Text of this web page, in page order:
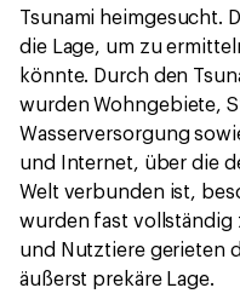
Tsunami heimgesucht.
die Lage, um zu
könnte. Durch den
wurden Wohngebiete,
Wasserversorgung
und Internet, über die
Welt verbunden ist,
wurden fast vollständig
und Nutztiere gerieten
äußerst prekäre Lage.